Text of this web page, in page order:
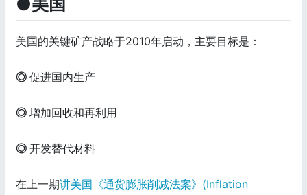
美国的关键矿产战略于2010年启动，主要目标是：
◎ 促进国内生产
◎ 增加回收和再利用
◎ 开发替代材料
在上一期讲美国《通货膨胀削减法案》(Inflation